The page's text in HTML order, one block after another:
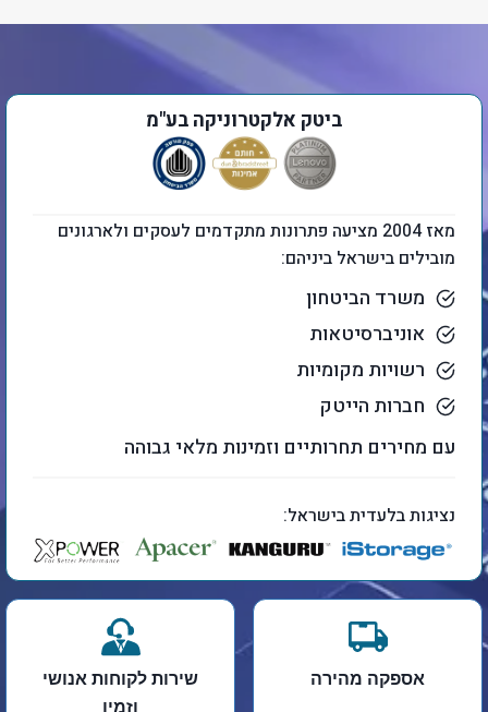
ביטק אלקטרוניקה בע"מ
מאז 2004 מציעה פתרונות מתקדמים לעסקים ולארגונים
מובילים בישראל ביניהם:
משרד הביטחון
אוניברסיטאות
רשויות מקומיות
חברות הייטק
עם מחירים תחרותיים וזמינות מלאי גבוהה
נציגות בלעדית בישראל:
אספקה מהירה
שירות לקוחות אנושי
וזמין